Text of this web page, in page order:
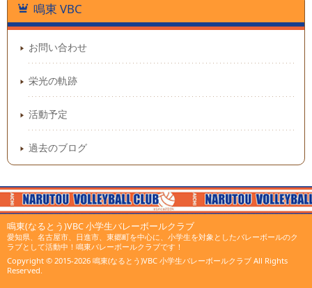
鳴東 VBC
お問い合わせ
栄光の軌跡
活動予定
過去のブログ
鳴東(なるとう)VBC 小学生バレーボールクラブ
愛知県、名古屋市、日進市、東郷町を中心に、小学生を対象としたバレーボールのク
ラブとして活動中！鳴東バレーボールクラブです！
Copyright © 2015-2026 鳴東(なるとう)VBC 小学生バレーボールクラブ All Rights
Reserved.